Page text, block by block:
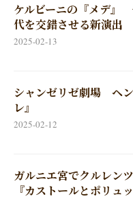
ケルビーニの『メデ
代を交錯させる新演出
2025-02-13
シャンゼリゼ劇場 ヘ
レ』
2025-02-12
ガルニエ宮でクルレン
『カストールとポリュッ